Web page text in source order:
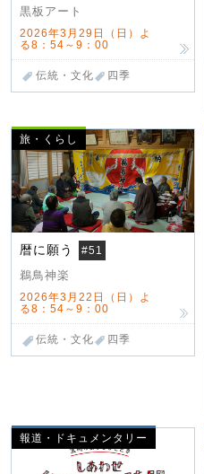
黒板アート
2026年3月29日（日）よ
る8：54～9：00
伝統・文化 四季
旅・くらし
暦に願う #51
鵜鳥神楽
2026年3月22日（日）よ
る8：54～9：00
伝統・文化 四季
報道・ドキュメンタリー